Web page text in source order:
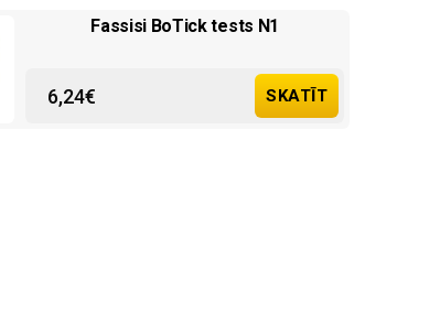
Fassisi BoTick tests N1
6,24€ SKATĪT